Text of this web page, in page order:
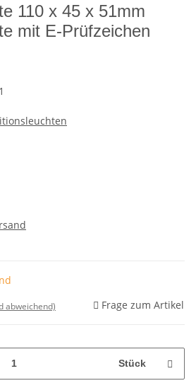
110 x 45 x 51mm
mit E-Prüfzeichen
abweichend) Frage zum Artikel
Stück